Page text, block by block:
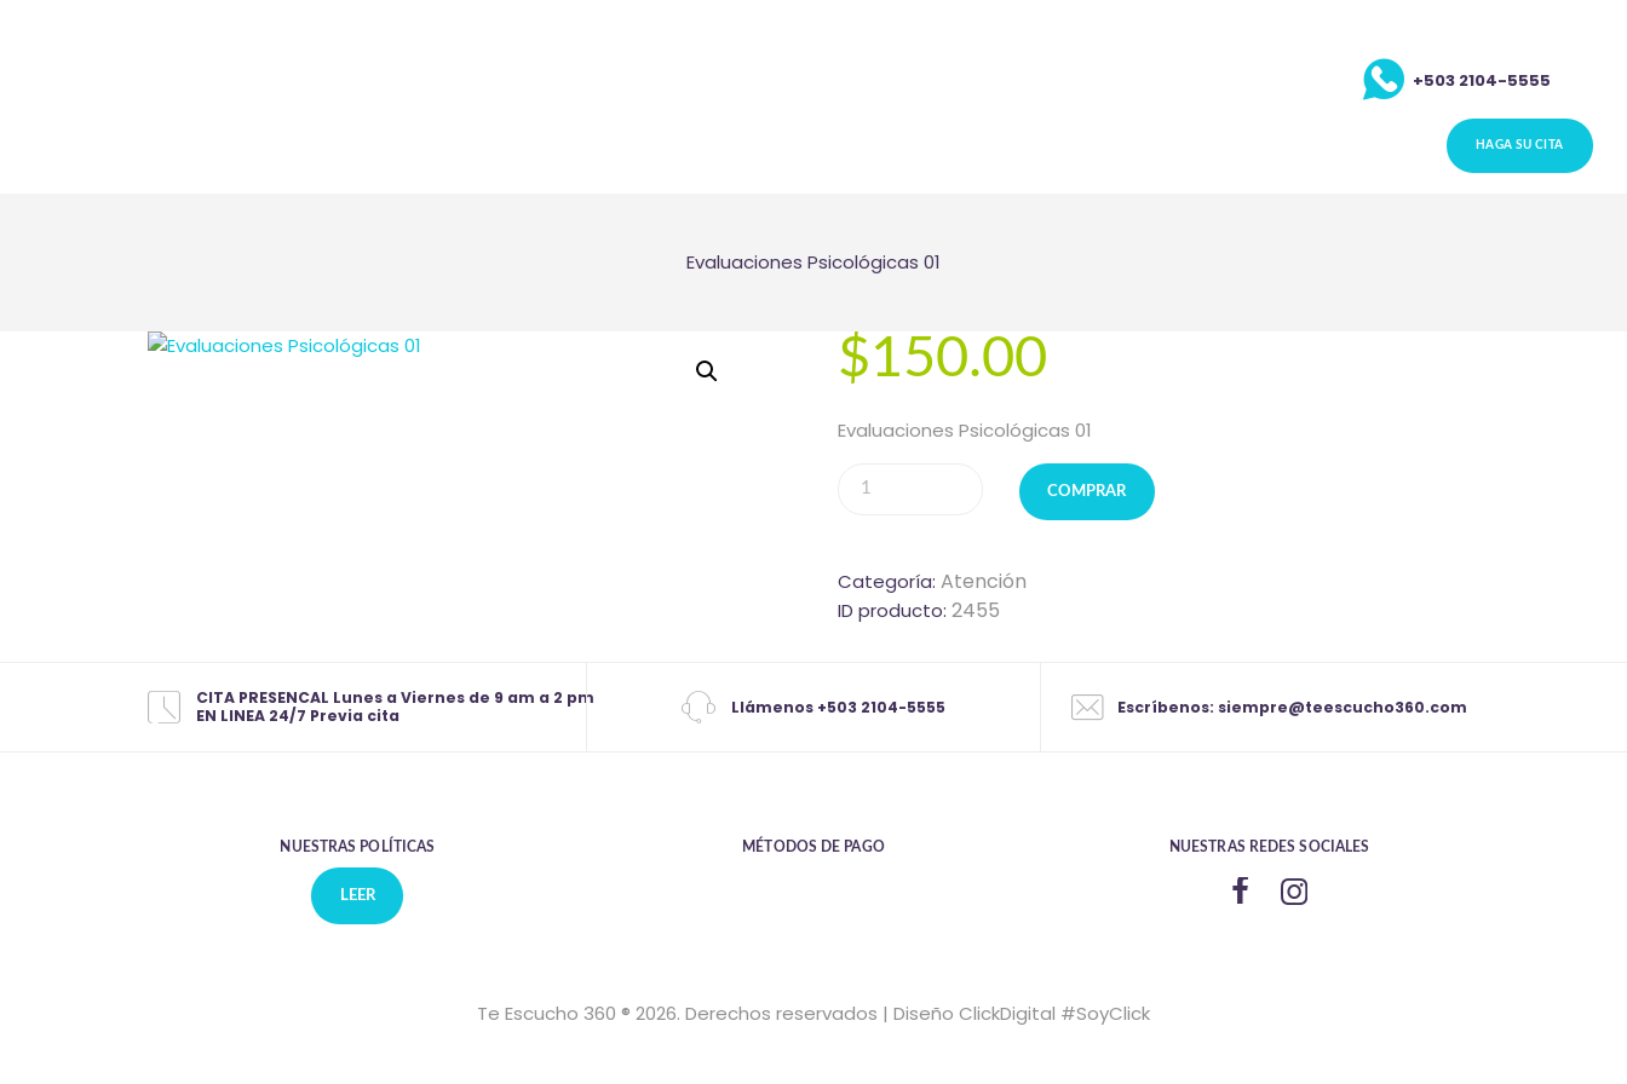
+503 2104-5555
HAGA SU CITA
Evaluaciones Psicológicas 01
CONTACTO
$150.00
Evaluaciones Psicológicas 01
Evaluaciones
COMPRAR
Categoría: Atención
ID producto: 2455
CITA PRESENCAL Lunes a Viernes de 9 am a 2 pm
EN LINEA 24/7 Previa cita
Llámenos +503 2104-5555 Escríbenos: siempre@teescucho360.com
NUESTRAS POLÍTICAS
LEER
MÉTODOS DE PAGO NUESTRAS REDES SOCIALES
Te Escucho 360 ® 2026. Derechos reservados | Diseño ClickDigital #SoyClick